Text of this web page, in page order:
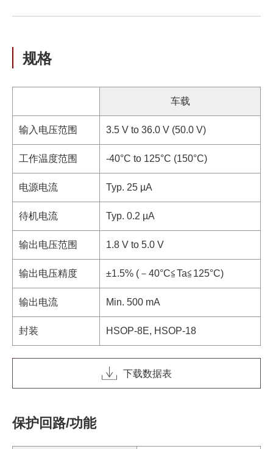
规格
车载
输入电压范围 3.5 V to 36.0 V (50.0 V)
工作温度范围 -40°C to 125°C (150°C)
电源电流 Typ. 25 µA
待机电流 Typ. 0.2 µA
输出电压范围 1.8 V to 5.0 V
输出电压精度 ±1.5% (－40°C≦Ta≦125°C)
输出电流 Min. 500 mA
封装 HSOP-8E, HSOP-18
下载数据表
保护回路/功能